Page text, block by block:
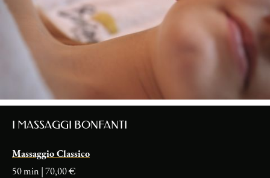
I MASSAGGI BONFANTI
Massaggio Classico
50 min | 70,00 €